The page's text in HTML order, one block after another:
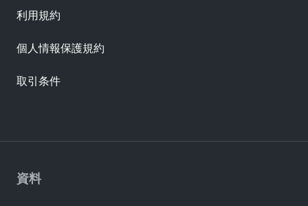
資料
利用規約
個人情報保護規約
取引条件